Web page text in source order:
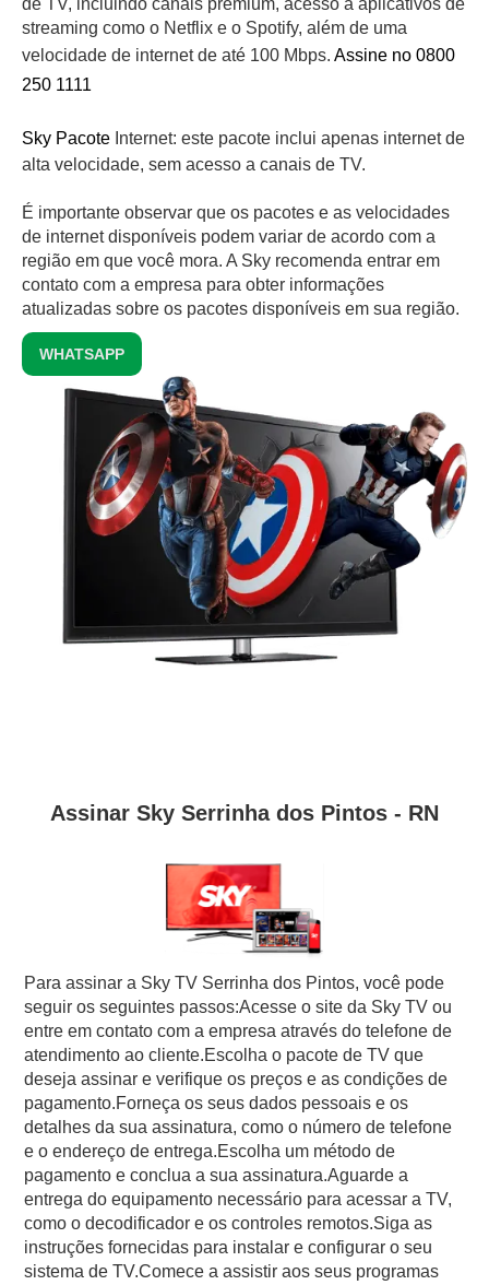
streaming como o Netflix e o Spotify, além de uma
velocidade de internet de até 100 Mbps. Assine no 0800
250 1111
Sky Pacote Internet: este pacote inclui apenas internet de
alta velocidade, sem acesso a canais de TV.
É importante observar que os pacotes e as velocidades
de internet disponíveis podem variar de acordo com a
região em que você mora. A Sky recomenda entrar em
contato com a empresa para obter informações
atualizadas sobre os pacotes disponíveis em sua região.
WHATSAPP
Assinar Sky Serrinha dos Pintos - RN
Para assinar a Sky TV Serrinha dos Pintos, você pode
seguir os seguintes passos:Acesse o site da Sky TV ou
entre em contato com a empresa através do telefone de
atendimento ao cliente.Escolha o pacote de TV que
deseja assinar e verifique os preços e as condições de
pagamento.Forneça os seus dados pessoais e os
detalhes da sua assinatura, como o número de telefone
e o endereço de entrega.Escolha um método de
pagamento e conclua a sua assinatura.Aguarde a
entrega do equipamento necessário para acessar a TV,
como o decodificador e os controles remotos.Siga as
instruções fornecidas para instalar e configurar o seu
sistema de TV.Comece a assistir aos seus programas